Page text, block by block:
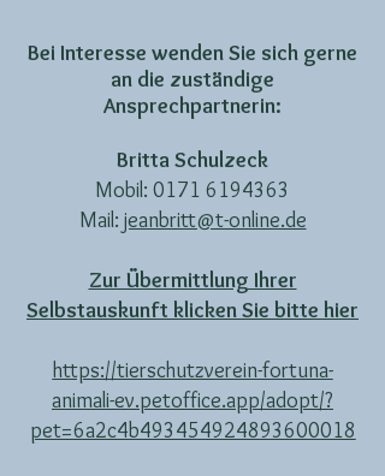
Bei Interesse wenden Sie sich gerne
an die zuständige
Ansprechpartnerin:
Britta Schulzeck
Mobil: 0171 6194363
Mail: jeanbritt@t-online.de
​Zur Übermittlung Ihrer
Selbstauskunft klicken Sie bitte hier
https://tierschutzverein-fortuna-
animali-ev.petoffice.app/adopt/?
pet=6a2c4b493454924893600018